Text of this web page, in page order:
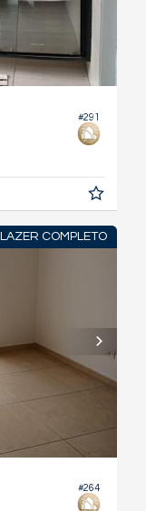
#291
COMPLETO
#264